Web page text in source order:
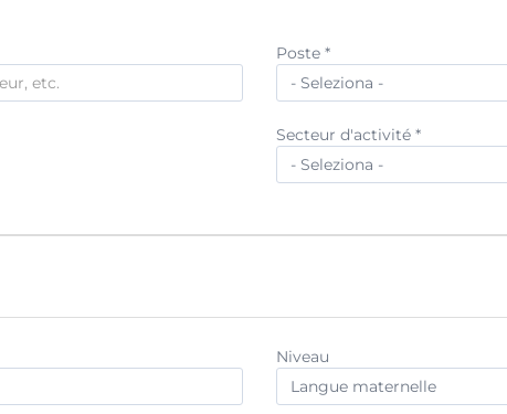
Poste *
Secteur d'activité *
Niveau